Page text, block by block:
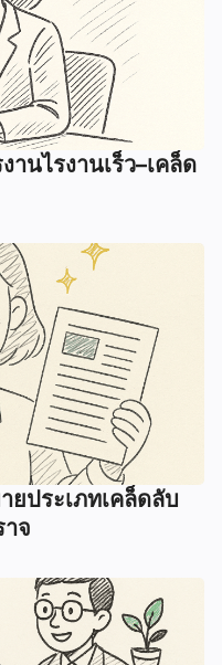
านไรงานเร็ว–เคล็ด
ยประเภทเคล็ดลับ
จ